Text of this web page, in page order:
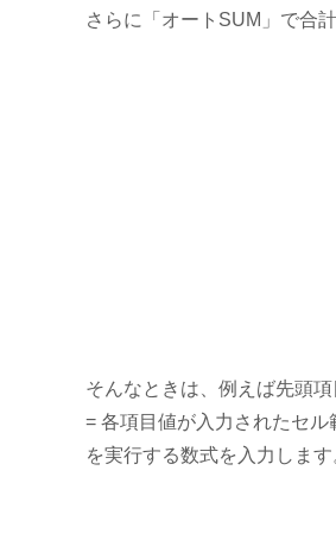
さらに「オートSUM」で合
そんなときは、例えば先頭
= 各項目値が入力されたセ
を実行する数式を入力します